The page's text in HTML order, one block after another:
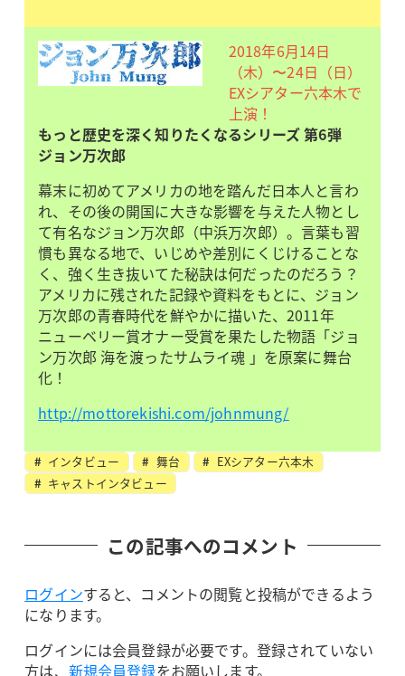
2018年6月14日
（木）〜24日（日）
EXシアター六本木で
上演！
もっと歴史を深く知りたくなるシリーズ 第6弾
ジョン万次郎
幕末に初めてアメリカの地を踏んだ日本人と言わ
れ、その後の開国に大きな影響を与えた人物とし
て有名なジョン万次郎（中浜万次郎）。言葉も習
慣も異なる地で、いじめや差別にくじけることな
く、強く生き抜いてた秘訣は何だったのだろう？
アメリカに残された記録や資料をもとに、ジョン
万次郎の青春時代を鮮やかに描いた、2011年
ニューベリー賞オナー受賞を果たした物語「ジョ
ン万次郎 海を渡ったサムライ魂 」を原案に舞台
化！
http://mottorekishi.com/johnmung/
インタビュー 舞台
EXシアター六本木
キャストインタビュー
この記事へのコメント
ログインすると、コメントの閲覧と投稿ができるよう
になります。
ログインには会員登録が必要です。登録されていない
方は、 新規会員登録をお願いします。